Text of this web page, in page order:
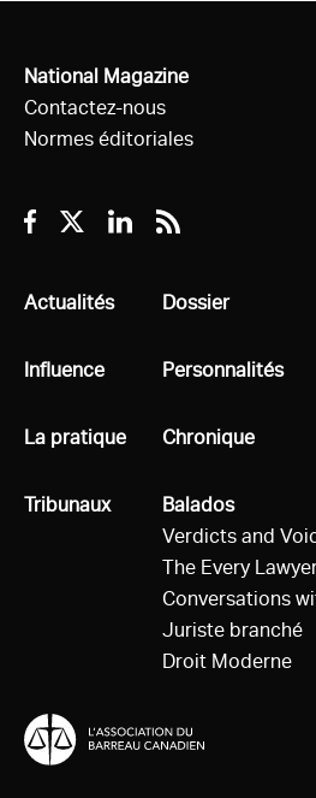
National Magazine
Contactez-nous
Normes éditoriales
Facebook
TwitterLinkedin
RSS
Tous
Actualités
Tous
Influence
Tous
La pratique
Tous
Tribunaux
Tous
Dossier
Tous
Personnalités
Tous
Chronique
Tous
Balados
Verdicts and
The Every
Conversations
Juriste branché
Droit Moderne